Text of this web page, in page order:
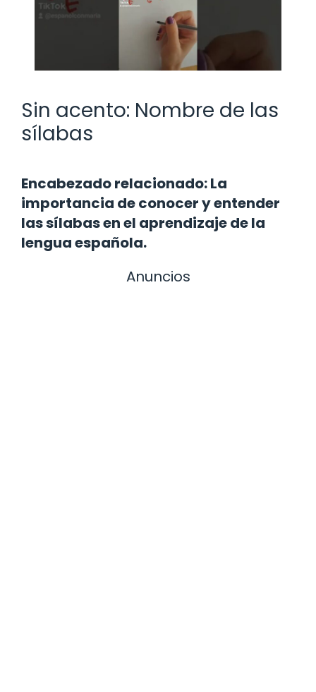
Sin acento: Nombre de las
sílabas
Encabezado relacionado: La
importancia de conocer y entender
las sílabas en el aprendizaje de la
lengua española.
Anuncios